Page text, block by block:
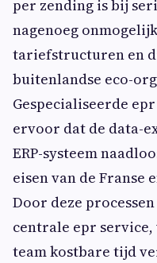
per zending is bij
nagenoeg
tariefstructuren en
buitenlandse eco-
Gespecialiseerde
ervoor dat de data-
ERP-systeem
eisen van de Franse
Door deze
centrale epr
team kostbare tijd